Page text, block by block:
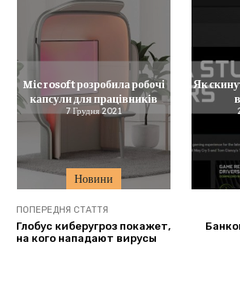
Новини
Microsoft розробила робочі
капсули для працівників
7 Грудня 2021
Як
ПОПЕРЕДНЯ СТАТТЯ
Глобус киберугроз покажет,
на кого нападают вирусы